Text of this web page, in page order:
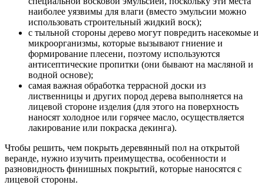
наиболее уязвимы для влаги (вместо эмульсии можно
использовать строительный жидкий воск);
с тыльной стороны дерево могут повредить насекомые и
микроорганизмы, которые вызывают гниение и
формирование плесени, поэтому используются
антисептические пропитки (они бывают на масляной и
водной основе);
самая важная обработка террасной доски из
лиственницы и других пород дерева выполняется на
лицевой стороне изделия (для этого на поверхность
наносят холодное или горячее масло, осуществляется
лакирование или покраска декинга).
Чтобы решить, чем покрыть деревянный пол на открытой
веранде, нужно изучить преимущества, особенности и
разновидность финишных покрытий, которые наносятся с
лицевой стороны.